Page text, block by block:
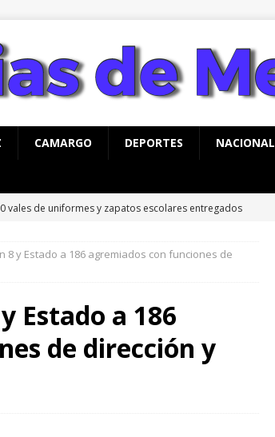
CAMARGO DEPORTES NACIONAL
vales de uniformes y zapatos escolares entregados
el Paso Superior de Fuerza Aérea y carretera
inaugura el Paso Superior de Fuerza Aérea y
de Meoqui a taller gratuito de estimulación
8 y Estado a 186 agremiados con funciones de
Estado a 186
de dirección y